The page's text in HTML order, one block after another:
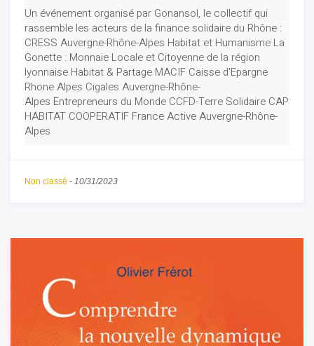
Un événement organisé par Gonansol, le collectif qui
rassemble les acteurs de la finance solidaire du Rhône :
CRESS Auvergne-Rhône-Alpes Habitat et Humanisme La
Gonette : Monnaie Locale et Citoyenne de la région
lyonnaise Habitat & Partage MACIF Caisse d'Epargne
Rhone Alpes Cigales Auvergne-Rhône-
Alpes Entrepreneurs du Monde CCFD-Terre Solidaire CAP
HABITAT COOPERATIF France Active Auvergne-Rhône-
Alpes
Non classé - 10/31/2023